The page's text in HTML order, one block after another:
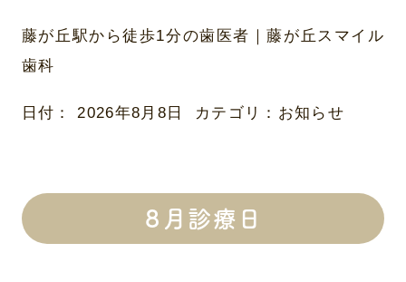
藤が丘駅から徒歩1分の歯医者｜藤が丘スマイル
歯科
日付：2026年8月8日 カテゴリ： お知らせ
８月診療日